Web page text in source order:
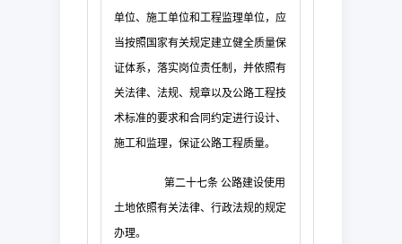
单位、施工单位和工程监理单位，应
当按照国家有关规定建立健全质量保
证体系，落实岗位责任制，并依照有
关法律、法规、规章以及公路工程技
术标准的要求和合同约定进行设计、
施工和监理，保证公路工程质量。
第二十七条 公路建设使用
土地依照有关法律、行政法规的规定
办理。